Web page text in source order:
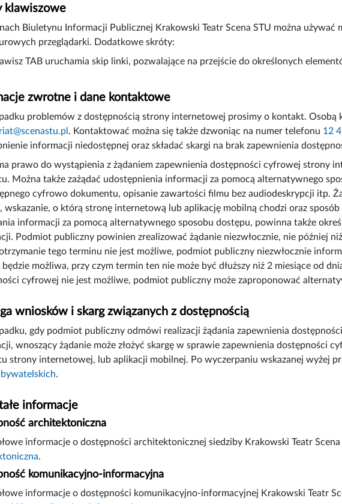
klawiszowe
Biuletynu Informacji Publicznej Krakowski Teatr Scena STU można
przeglądarki. Dodatkowe skróty:
TAB uruchamia skip linki, pozwalające na przejście do określonych
zwrotne i dane kontaktowe
problemów z dostępnością strony internetowej prosimy o kontakt. Osobą
. Kontaktować można się także dzwoniąc na numer telefonu 12
informacji niedostępnej oraz składać skargi na brak zapewnienia
prawo do wystąpienia z żądaniem zapewnienia dostępności cyfrowej strony
Można także zażądać udostępnienia informacji za pomocą alternatywnego
cyfrowo dokumentu, opisanie zawartości filmu bez audiodeskrypcji itp.
wskazanie, o którą stronę internetową lub aplikację mobilną chodzi oraz sposób
informacji za pomocą alternatywnego sposobu dostępu, powinna także
Podmiot publiczny powinien zrealizować żądanie niezwłocznie, nie później
tego terminu nie jest możliwe, podmiot publiczny niezwłocznie
będzie możliwa, przy czym termin ten nie może być dłuższy niż 2 miesiące od
cyfrowej nie jest możliwe, podmiot publiczny może zaproponować
wniosków i skarg związanych z dostępnością
gdy podmiot publiczny odmówi realizacji żądania zapewnienia
wnoszący żądanie może złożyć skargę w sprawie zapewnienia dostępności
strony internetowej, lub aplikacji mobilnej. Po wyczerpaniu wskazanej wyżej
.
informacje
architektoniczna
informacje o dostępności architektonicznej siedziby Krakowski Teatr
.
komunikacyjno-informacyjna
informacje o dostępności komunikacyjno-informacyjnej Krakowski Teatr